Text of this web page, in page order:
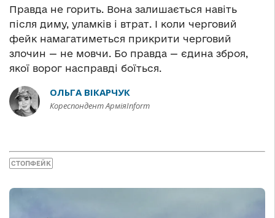
Правда не горить. Вона залишається навіть
після диму, уламків і втрат. І коли черговий
фейк намагатиметься прикрити черговий
злочин — не мовчи. Бо правда — єдина зброя,
якої ворог насправді боїться.
ОЛЬГА ВІКАРЧУК
Кореспондент АрміяInform
СТОПФЕЙК